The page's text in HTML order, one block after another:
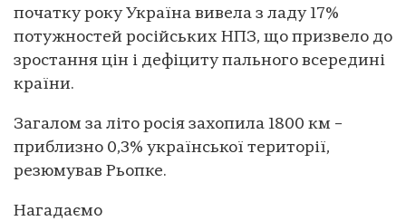
початку року Україна вивела з ладу 17%
потужностей російських НПЗ, що призвело до
зростання цін і дефіциту пального всередині
країни.
Загалом за літо росія захопила 1800 км –
приблизно 0,3% української території,
резюмував Рьопке.
Нагадаємо